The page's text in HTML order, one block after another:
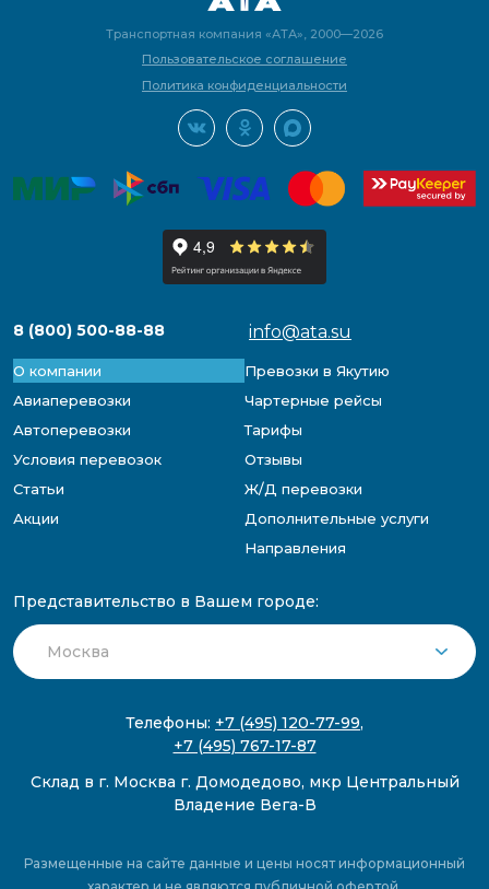
Транспортная компания «АТА», 2000—2026
Пользовательское соглашение
Политика конфиденциальности
8 (800) 500-88-88 info@ata.su
О компании
Превозки в Якутию
Авиаперевозки
Чартерные рейсы
Автоперевозки
Тарифы
Условия перевозок
Отзывы
Статьи
Ж/Д перевозки
Акции
Дополнительные услуги
Направления
Представительство в Вашем городе:
Телефоны: +7 (495) 120-77-99,
+7 (495) 767-17-87
Склад в г. Москва г. Домодедово, мкр Центральный
Владение Вега-В
Размещенные на сайте данные и цены носят информационный